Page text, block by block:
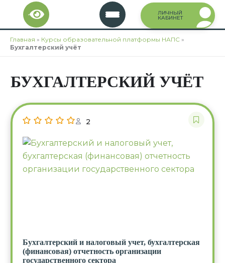
Перейти
содержимому
ЛИЧНЫЙ
КАБИНЕТ
Главная » Курсы образовательной платформы НАПС »
Бухгалтерский учёт
БУХГАЛТЕРСКИЙ УЧЁТ
2
Бухгалтерский и налоговый учет, бухгалтерская
(финансовая) отчетность организации
государственного сектора